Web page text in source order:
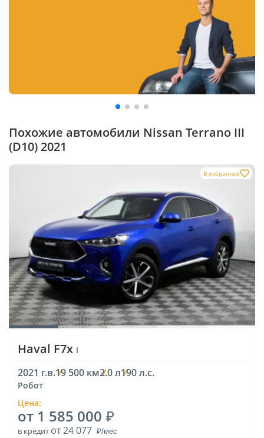
Похожие автомобили Nissan Terrano III
(D10) 2021
В избранное
Haval F7x I
2021 г.в.19 500 км2.0 л190 л.с.
Робот
Цена:
от 1 585 000
в кредит от 24 077